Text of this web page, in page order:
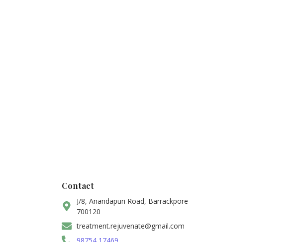
Contact
J/8, Anandapuri Road, Barrackpore-
700120
treatment.rejuvenate@gmail.com